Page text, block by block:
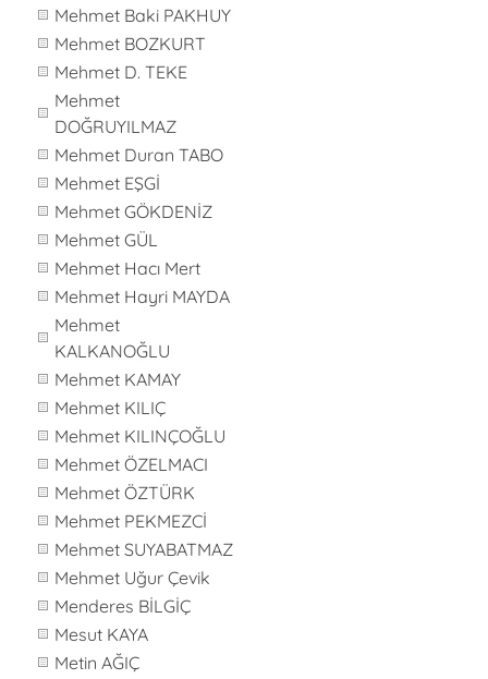
Mehmet Baki PAKHUY
Mehmet BOZKURT
Mehmet D. TEKE
Mehmet
DOĞRUYILMAZ
Mehmet Duran TABO
Mehmet EŞGİ
Mehmet GÖKDENİZ
Mehmet GÜL
Mehmet Hacı Mert
Mehmet Hayri MAYDA
Mehmet
KALKANOĞLU
Mehmet KAMAY
Mehmet KILIÇ
Mehmet KILINÇOĞLU
Mehmet ÖZELMACI
Mehmet ÖZTÜRK
Mehmet PEKMEZCİ
Mehmet SUYABATMAZ
Mehmet Uğur Çevik
Menderes BİLGİÇ
Mesut KAYA
Metin AĞIÇ